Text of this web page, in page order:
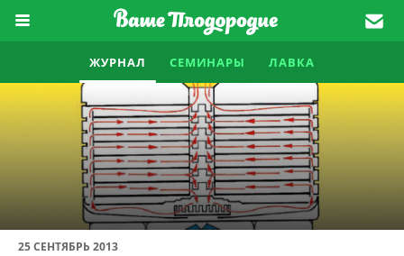
ЖУРНАЛ СЕМИНАРЫ ЛАВКА
25 СЕНТЯБРЬ 2013